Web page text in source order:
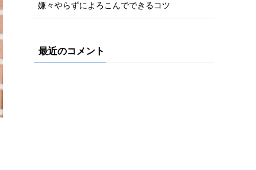
嫌々やらずによろこんでできるコツ
最近のコメント